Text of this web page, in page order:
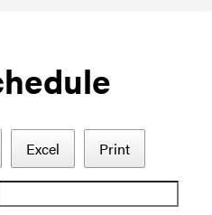
Excel Print